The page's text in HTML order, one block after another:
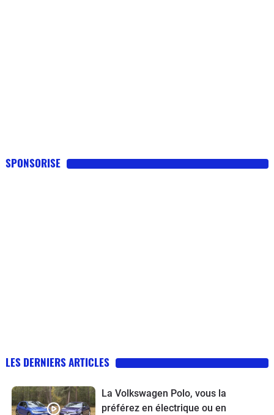
SPONSORISE
LES DERNIERS ARTICLES
La Volkswagen Polo, vous la
préférez en électrique ou en